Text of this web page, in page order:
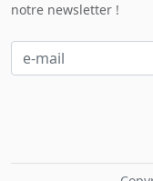
notre newsletter !